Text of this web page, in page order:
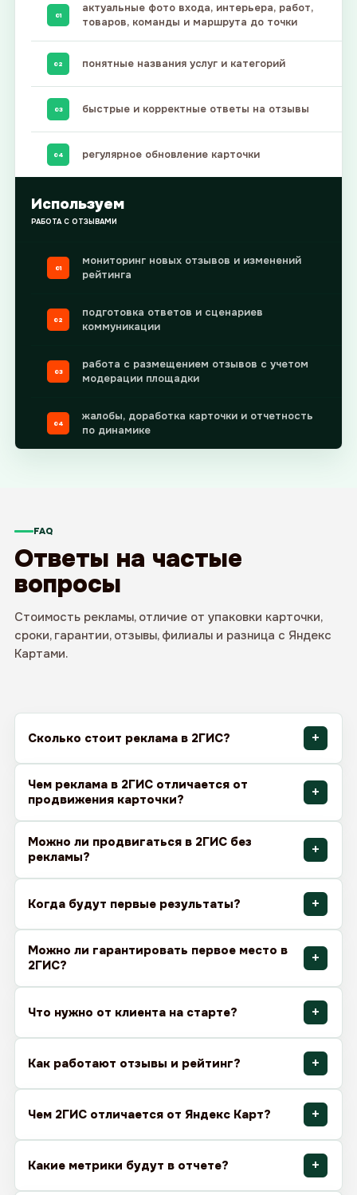
01
актуальные фото входа, интерьера, работ,
товаров, команды и маршрута до точки
02 понятные названия услуг и категорий
03 быстрые и корректные ответы на отзывы
04 регулярное обновление карточки
Используем
РАБОТА С ОТЗЫВАМИ
01
мониторинг новых отзывов и изменений
рейтинга
02
подготовка ответов и сценариев
коммуникации
03
работа с размещением отзывов с учетом
модерации площадки
04
жалобы, доработка карточки и отчетность
по динамике
FAQ
Ответы на частые
вопросы
Стоимость рекламы, отличие от упаковки карточки,
сроки, гарантии, отзывы, филиалы и разница с Яндекс
Картами.
Сколько стоит реклама в 2ГИС?
Чем реклама в 2ГИС отличается от
продвижения карточки?
Можно ли продвигаться в 2ГИС без
рекламы?
Когда будут первые результаты?
Можно ли гарантировать первое место в
2ГИС?
Что нужно от клиента на старте?
Как работают отзывы и рейтинг?
Чем 2ГИС отличается от Яндекс Карт?
Какие метрики будут в отчете?